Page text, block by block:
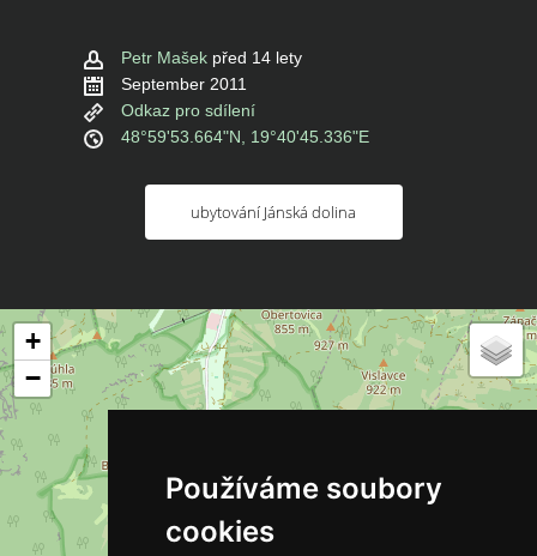
Používáme soubory
cookies
Petr Mašek před 14 lety
September 2011
Odkaz pro sdílení
48°59'53.664"N, 19°40'45.336"E
ubytování Jánská dolina
+
−